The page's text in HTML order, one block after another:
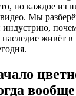
но каждое из
Мы
индустрию,
живёт